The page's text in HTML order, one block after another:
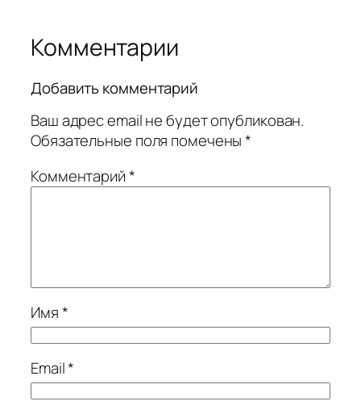
Комментарии
Добавить комментарий
Ваш адрес email не будет опубликован.
Обязательные поля помечены*
Комментарий*
Имя*
Email*